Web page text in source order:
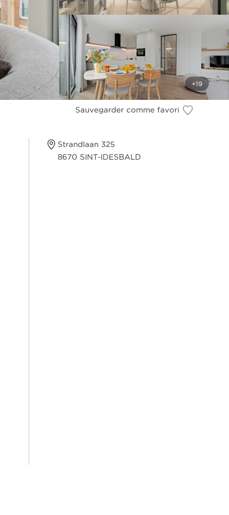
Sauvegarder comme favori
Strandlaan 325
8670 SINT-IDESBALD